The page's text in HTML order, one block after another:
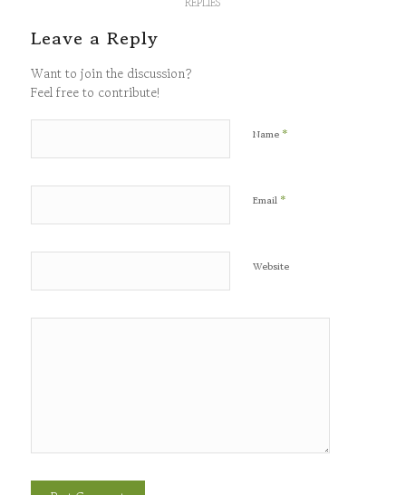
Leave a Reply
Want to join the discussion?
Feel free to contribute!
Name *
Email *
Website